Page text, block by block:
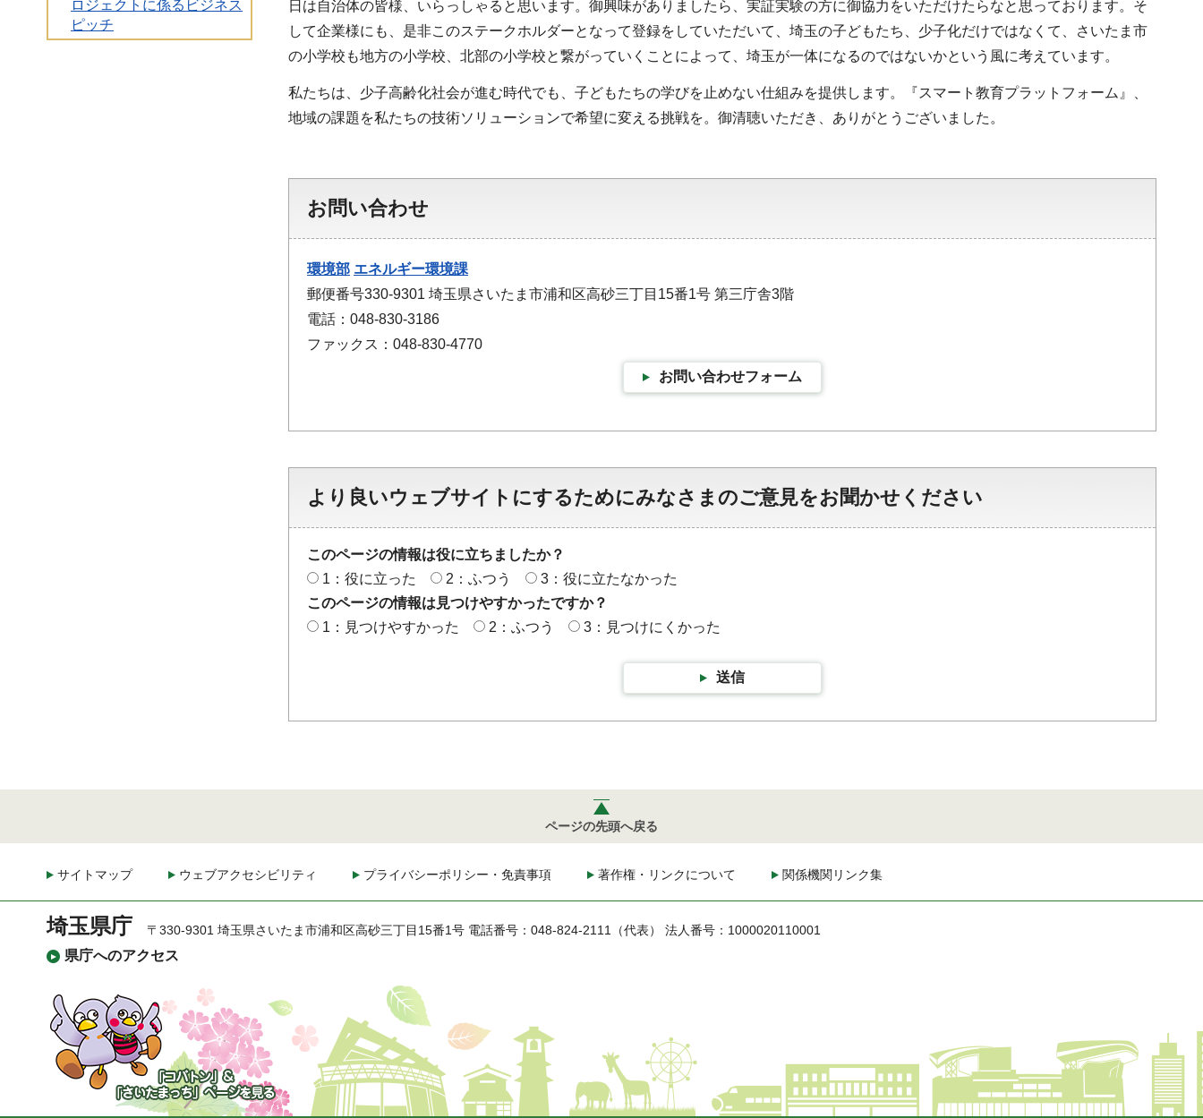
ロジェクトに係るビジネス
ピッチ
日は自治体の皆様、いらっしゃると思います。御興味がありましたら、実証実験の方に御協力をいただけたらなと思っております。そ
して企業様にも、是非このステークホルダーとなって登録をしていただいて、埼玉の子どもたち、少子化だけではなくて、さいたま市
の小学校も地方の小学校、北部の小学校と繋がっていくことによって、埼玉が一体になるのではないかという風に考えています。
私たちは、少子高齢化社会が進む時代でも、子どもたちの学びを止めない仕組みを提供します。『スマート教育プラットフォーム』、
地域の課題を私たちの技術ソリューションで希望に変える挑戦を。御清聴いただき、ありがとうございました。
お問い合わせ
環境部 エネルギー環境課
郵便番号330-9301 埼玉県さいたま市浦和区高砂三丁目15番1号 第三庁舎3階
電話：048-830-3186
ファックス：048-830-4770
お問い合わせフォーム
より良いウェブサイトにするためにみなさまのご意見をお聞かせください
このページの情報は役に立ちましたか？
1：役に立った
2：ふつう
3：役に立たなかった
このページの情報は見つけやすかったですか？
1：見つけやすかった
2：ふつう 3：見つけにくかった
送信
ページの先頭へ戻る
サイトマップ ウェブアクセシビリティ プライバシーポリシー・免責事項 著作権・リンクについて 関係機関リンク集
埼玉県庁
県庁へのアクセス
〒330-9301 埼玉県さいたま市浦和区高砂三丁目15番1号 電話番号：048-824-2111（代表） 法人番号：1000020110001
「コバトン」&「さいた
まっち」